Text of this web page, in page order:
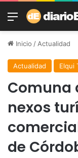
Menú
Inicio /Actualidad
Actualidad Elqui
Comuna
nexos
de